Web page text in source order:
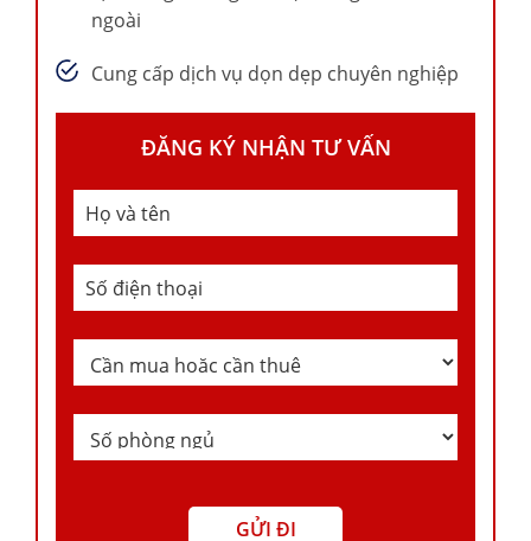
ngoài
Cung cấp dịch vụ dọn dẹp chuyên nghiệp
ĐĂNG KÝ NHẬN TƯ VẤN